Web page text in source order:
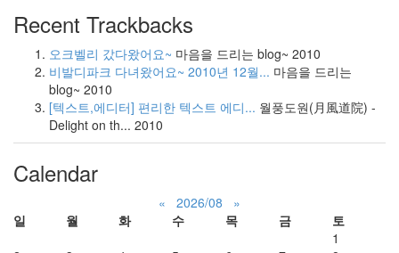
Recent Trackbacks
오크벨리 갔다왔어요~ 마음을 드리는 blog~ 2010
비발디파크 다녀왔어요~ 2010년 12월... 마음을 드리는
blog~ 2010
[텍스트,에디터] 편리한 텍스트 에디... 월풍도원(月風道院) -
Delight on th... 2010
Calendar
« 2026/08
»
일
월 화 수 목 금
토
1